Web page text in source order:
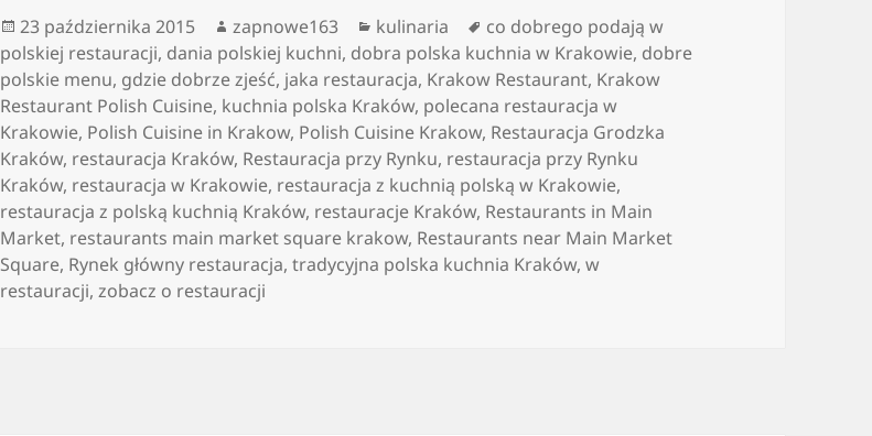
Data
publikacji
23 października 2015 Autor
zapnowe163 Kategorie
kulinaria Tagi
co dobrego podają w
polskiej restauracji, dania polskiej kuchni, dobra polska kuchnia w Krakowie, dobre
polskie menu, gdzie dobrze zjeść, jaka restauracja, Krakow Restaurant, Krakow
Restaurant Polish Cuisine, kuchnia polska Kraków, polecana restauracja w
Krakowie, Polish Cuisine in Krakow, Polish Cuisine Krakow, Restauracja Grodzka
Kraków, restauracja Kraków, Restauracja przy Rynku, restauracja przy Rynku
Kraków, restauracja w Krakowie, restauracja z kuchnią polską w Krakowie,
restauracja z polską kuchnią Kraków, restauracje Kraków, Restaurants in Main
Market, restaurants main market square krakow, Restaurants near Main Market
Square, Rynek główny restauracja,tradycyjna polska kuchnia Kraków,w
restauracji,zobacz o restauracji